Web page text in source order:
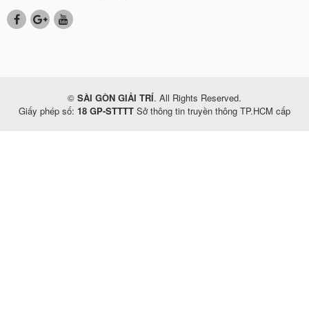
© SÀI GÒN GIẢI TRÍ. All Rights Reserved.
Giấy phép số: 18 GP-STTTT Sở thông tin truyền thông TP.HCM cấp